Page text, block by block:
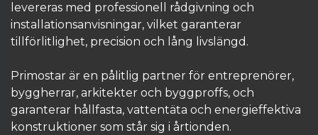
levereras med professionell rådgivning och
installationsanvisningar, vilket garanterar
tillförlitlighet, precision och lång livslängd.
Primostar är en pålitlig partner för entreprenörer,
byggherrar, arkitekter och byggproffs, och
garanterar hållfasta, vattentäta och energieffektiva
konstruktioner som står sig i årtionden.​